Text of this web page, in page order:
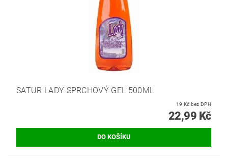
SATUR LADY SPRCHOVÝ GEL 500ML
19 Kč bez DPH
22,99 Kč